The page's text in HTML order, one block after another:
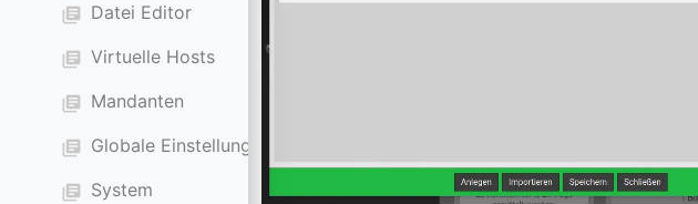
library_books Datei Editor
library_books Virtuelle Hosts
library_books Mandanten
library_books Globale Einstellungen
library_books System